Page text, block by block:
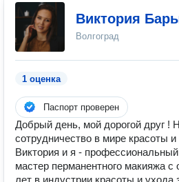
Виктория
Волгоград
1 оценка
Паспорт проверен
Добрый день, мой дорогой друг !
сотрудничество в мире красоты
Виктория и я - профессиональный
мастер перманентного макияжа
лет в индустрии красоты и